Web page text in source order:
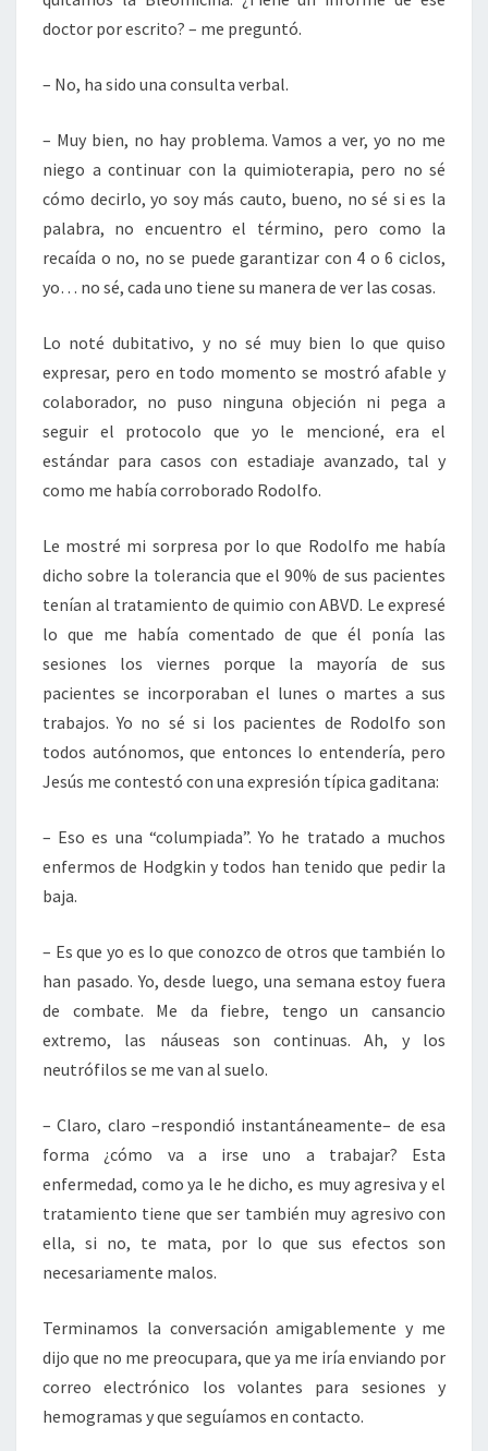
doctor por escrito? – me preguntó.
– No, ha sido una consulta verbal.
– Muy bien, no hay problema. Vamos a ver, yo no me
niego a continuar con la quimioterapia, pero no sé
cómo decirlo, yo soy más cauto, bueno, no sé si es la
palabra, no encuentro el término, pero como la
recaída o no, no se puede garantizar con 4 o 6 ciclos,
yo… no sé, cada uno tiene su manera de ver las cosas.
Lo noté dubitativo, y no sé muy bien lo que quiso
expresar, pero en todo momento se mostró afable y
colaborador, no puso ninguna objeción ni pega a
seguir el protocolo que yo le mencioné, era el
estándar para casos con estadiaje avanzado, tal y
como me había corroborado Rodolfo.
Le mostré mi sorpresa por lo que Rodolfo me había
dicho sobre la tolerancia que el 90% de sus pacientes
tenían al tratamiento de quimio con ABVD. Le expresé
lo que me había comentado de que él ponía las
sesiones los viernes porque la mayoría de sus
pacientes se incorporaban el lunes o martes a sus
trabajos. Yo no sé si los pacientes de Rodolfo son
todos autónomos, que entonces lo entendería, pero
Jesús me contestó con una expresión típica gaditana:
– Eso es una “columpiada”. Yo he tratado a muchos
enfermos de Hodgkin y todos han tenido que pedir la
baja.
– Es que yo es lo que conozco de otros que también lo
han pasado. Yo, desde luego, una semana estoy fuera
de combate. Me da fiebre, tengo un cansancio
extremo, las náuseas son continuas. Ah, y los
neutrófilos se me van al suelo.
– Claro, claro –respondió instantáneamente– de esa
forma ¿cómo va a irse uno a trabajar? Esta
enfermedad, como ya le he dicho, es muy agresiva y el
tratamiento tiene que ser también muy agresivo con
ella, si no, te mata, por lo que sus efectos son
necesariamente malos.
Terminamos la conversación amigablemente y me
dijo que no me preocupara, que ya me iría enviando por
correo electrónico los volantes para sesiones y
hemogramas y que seguíamos en contacto.